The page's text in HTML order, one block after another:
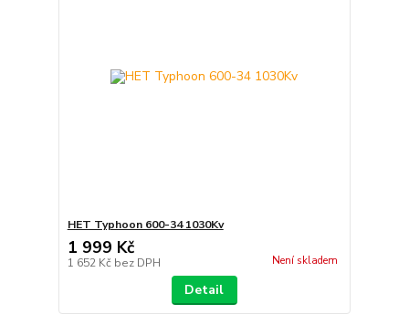
HET Typhoon 600-34 1030Kv
1 999 Kč
1 652 Kč bez DPH Není skladem
Detail